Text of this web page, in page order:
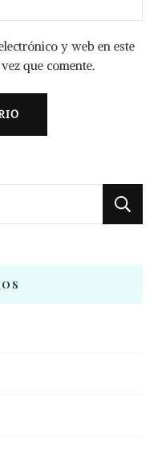
y web en este
que comente.